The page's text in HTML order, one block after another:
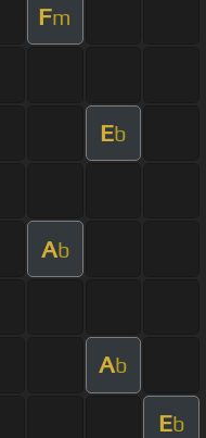
Fm
Eb
Ab
Ab
Eb